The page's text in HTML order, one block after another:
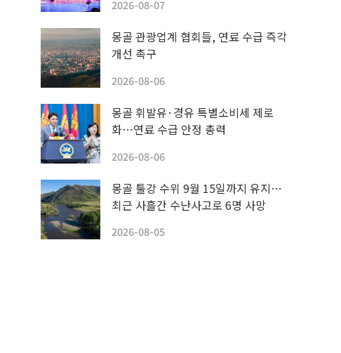
2026-08-07
몽골 관광업계 협회들, 연료 수급 즉각
개선 촉구
2026-08-06
몽골 휘발유·경유 특별소비세 제로
화…연료 수급 안정 총력
2026-08-06
몽골 툴강 수위 9월 15일까지 유지…
최근 사흘간 수난사고로 6명 사망
2026-08-05